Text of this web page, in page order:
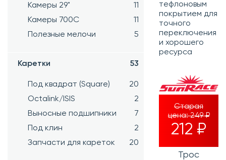
Камеры 29"
11
Камеры 700C
11
Полезные мелочи
5
Каретки 53
Под квадрат (Square)
20
Octalink/ISIS
2
Выносные подшипники
7
Под клин
2
Запчасти для кареток
20
тефлоновым
покрытием для
точного
переключения
и хорошего
ресурса
Старая
цена:249 ₽
212 ₽
Трос